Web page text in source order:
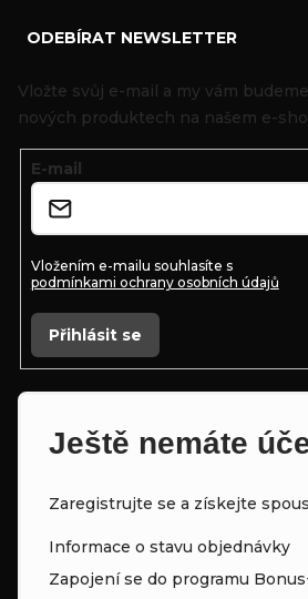
ODEBÍRAT NEWSLETTER
Vložte svůj e-mail a my vám
nových produktech na našem e-
E-mail
Vložením e-mailu souhlasíte s
podmínkami ochrany osobních údajů
Přihlásit se
Ještě nemáte
Zaregistrujte se a získejte
Informace o stavu objednávky
Zapojení se do programu